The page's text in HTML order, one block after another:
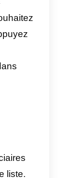
de
ce
est
Il
décidez
de
, la fonction